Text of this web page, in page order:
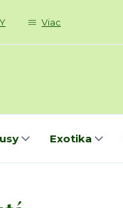
Viac
Exotika